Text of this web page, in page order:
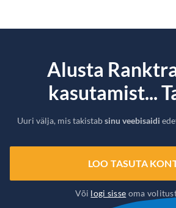
Alusta
kasutamist...
Uuri välja, mis takistabsinu veebisaidi
LOO TASUTA
Või logi sisse oma